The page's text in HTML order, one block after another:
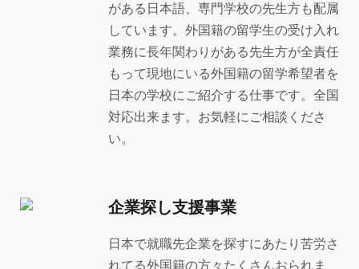
がある日本語、専門学校の先生方も配属
しています。外国籍の留学生の受け入れ
業務に長年関わりがある先生方が全責任
もって現地にいる外国籍の留学希望者を
日本の学校にご紹介する仕事です。全国
対応出来ます。お気軽にご相談くださ
い。
企業探し支援事業
日本で就職先企業を探すにあたり苦労さ
れてる外国籍の方々たくさんおられま